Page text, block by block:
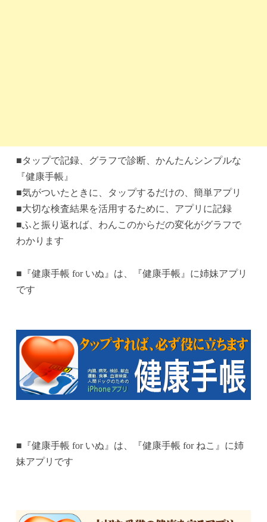
■タップで記録、グラフで診断、かんたんシンプルな
『健康手帳』
■気がついたときに、タップするだけの、簡単アプリ
■大切な検査結果を活用するために、アプリに記録
■ふと振り返れば、わんこのからだの変化がグラフで
わかります
■『健康手帳 for いぬ』は、『健康手帳』に姉妹アプリ
です
■『健康手帳 for いぬ』は、『健康手帳 for ねこ』に姉
妹アプリです